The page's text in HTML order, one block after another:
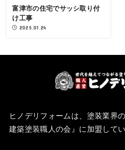
富津市の住宅でサッシ取り付
け工事
2025.01.24
ヒノデリフォームは、塗装業界
建築塗装職人の会 』に加盟してい